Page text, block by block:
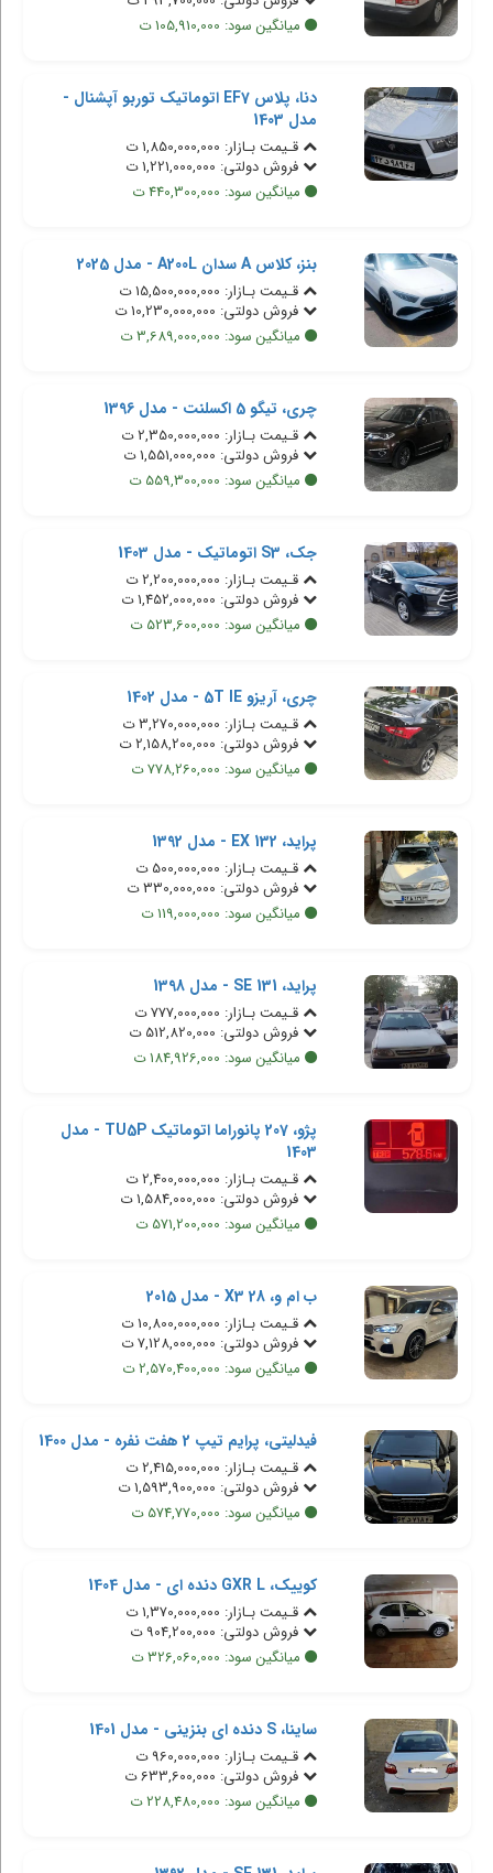
میانگین سود: 105,910,000 ت
دنا، پلاس EF7 اتوماتیک توربو آپشنال -
مدل 1403
قـیمت بـازار: 1,850,000,000 ت
فروش دولتی: 1,221,000,000 ت
میانگین سود: 440,300,000 ت
بنز، کلاس A سدان A200L - مدل 2025
قـیمت بـازار: 15,500,000,000 ت
فروش دولتی: 10,230,000,000 ت
میانگین سود: 3,689,000,000 ت
چری، تیگو 5 اکسلنت - مدل 1396
قـیمت بـازار: 2,350,000,000 ت
فروش دولتی: 1,551,000,000 ت
میانگین سود: 559,300,000 ت
جک، S3 اتوماتیک - مدل 1403
قـیمت بـازار: 2,200,000,000 ت
فروش دولتی: 1,452,000,000 ت
میانگین سود: 523,600,000 ت
چری، آریزو 5T IE - مدل 1402
قـیمت بـازار: 3,270,000,000 ت
فروش دولتی: 2,158,200,000 ت
میانگین سود: 778,260,000 ت
پراید، 132 EX - مدل 1392
قـیمت بـازار: 500,000,000 ت
فروش دولتی: 330,000,000 ت
میانگین سود: 119,000,000 ت
پراید، 131 SE - مدل 1398
قـیمت بـازار: 777,000,000 ت
فروش دولتی: 512,820,000 ت
میانگین سود: 184,926,000 ت
پژو، 207 پانوراما اتوماتیک TU5P - مدل
1403
قـیمت بـازار: 2,400,000,000 ت
فروش دولتی: 1,584,000,000 ت
میانگین سود: 571,200,000 ت
ب ام و، X3 28 - مدل 2015
قـیمت بـازار: 10,800,000,000 ت
فروش دولتی: 7,128,000,000 ت
میانگین سود: 2,570,400,000 ت
فیدلیتی، پرایم تیپ 2 هفت نفره - مدل 1400
قـیمت بـازار: 2,415,000,000 ت
فروش دولتی: 1,593,900,000 ت
میانگین سود: 574,770,000 ت
کوییک، GXR L دنده ای - مدل 1404
قـیمت بـازار: 1,370,000,000 ت
فروش دولتی: 904,200,000 ت
میانگین سود: 326,060,000 ت
ساینا، S دنده ای بنزینی - مدل 1401
قـیمت بـازار: 960,000,000 ت
فروش دولتی: 633,600,000 ت
میانگین سود: 228,480,000 ت